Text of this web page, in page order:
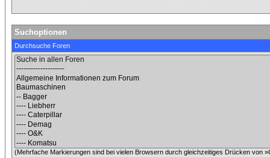
Suchoptionen
Durchsuche Foren
(Mehrfache Markierungen sind bei vielen Browsern durch gleichzeitiges Drücken von